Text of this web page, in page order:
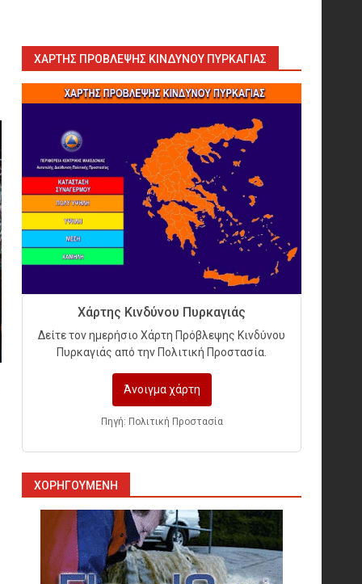
ΧΆΡΤΗΣ ΠΡΌΒΛΕΨΗΣ ΚΙΝΔΎΝΟΥ ΠΥΡΚΑΓΙΆΣ
Χάρτης Κινδύνου Πυρκαγιάς
Δείτε τον ημερήσιο Χάρτη Πρόβλεψης Κινδύνου
Πυρκαγιάς από την Πολιτική Προστασία.
Άνοιγμα χάρτη
Πηγή: Πολιτική Προστασία
ΧΟΡΗΓΟΎΜΕΝΗ
6
Εκπαιδεύουμε για να
εκπαιδεύσουμε ή για να
αλλάξουμε ζωές;
7
Sprinklers: Ο «αόρατος
φύλακας άγγελος» πάνω από
το κεφάλι μας
Η ελαφρότητα της τεχνικής
ασφάλειας στην Ελλάδα (ΥΑΕ)
Safety: Why Emergency
Response and HSE Must Be
Operated as One